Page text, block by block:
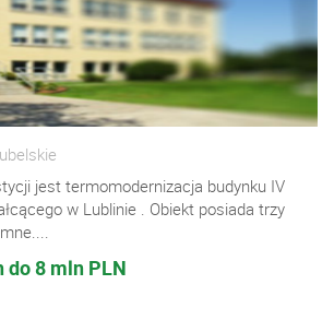
jest termomodernizacja budynku IV
w Lublinie . Obiekt posiada trzy
do 8 mln PLN